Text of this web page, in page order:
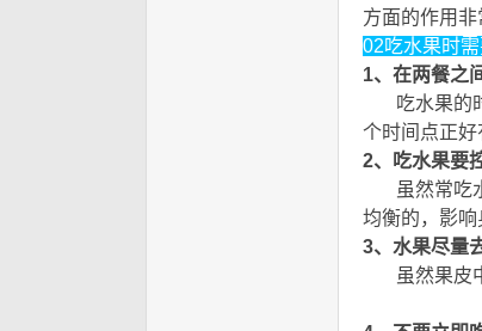
方面的作用非
02吃水果时
1、在两餐之
吃水果的时
个时间点正好
2、吃水果要
虽然常吃水
均衡的，影响
3、水果尽量
虽然果皮中